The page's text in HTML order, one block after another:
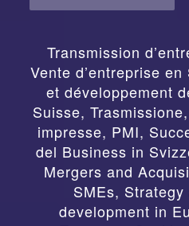
Transmission
Vente d’entreprise
et développement
Suisse,
impresse, PMI,
del Business in
Mergers and
SMEs,
development in